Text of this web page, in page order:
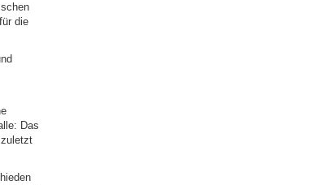
die
Das